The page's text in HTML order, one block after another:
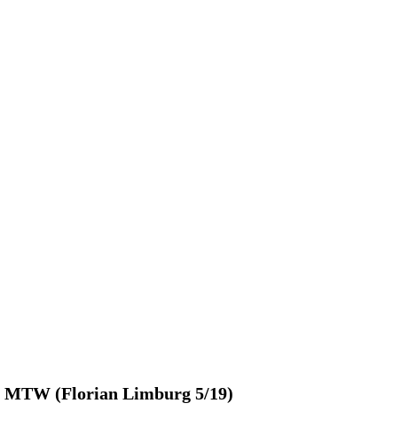
MTW (Florian Limburg 5/19)